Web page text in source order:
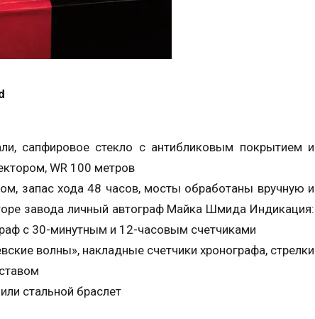
сапфировое стекло с антибликовым покрытием и
WR 100 метров
запас хода 48 часов, мосты обработаны вручную и
завода личный автограф Майка Шмида Индикация:
с 30-минутным и 12-часовым счетчиками
волны», накладные счетчики хронографа, стрелки
стальной браслет